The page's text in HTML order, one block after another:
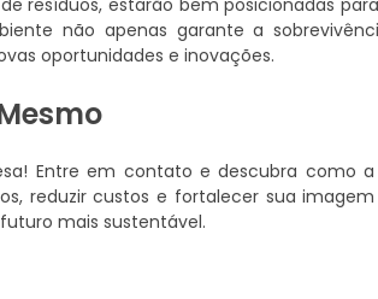
não apenas garante a
oportunidades e inovações.
Entre em contato e descubra como a
reduzir custos e fortalecer sua
mais sustentável.